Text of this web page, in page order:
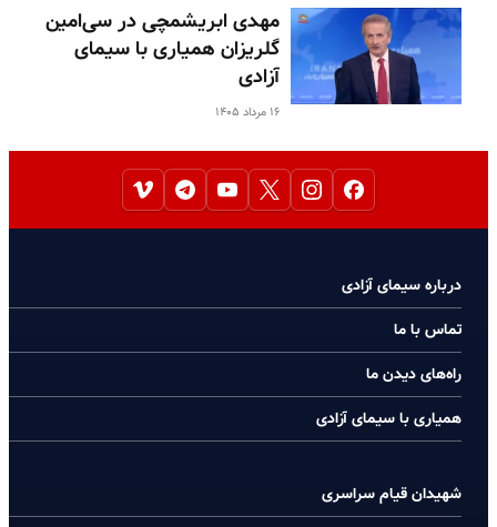
مهدی ابریشمچی در سی‌امین
گلریزان همیاری با سیمای
آزادی
۱۶ مرداد ۱۴۰۵
درباره سیمای آزادی
تماس با ما
راه‌های دیدن ما
همیاری با سیمای آزادی
شهیدان قیام سراسری